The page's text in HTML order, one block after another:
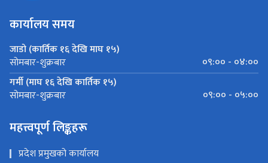
कार्यालय समय
जाडो (कार्तिक १६ देखि माघ १५)
सोमबार-शुक्रबार
०९:०० - ०४:००
गर्मी (माघ १६ देखि कार्तिक १५)
सोमबार-शुक्रबार ०९:०० - ०५:००
महत्त्वपूर्ण लिङ्कहरू
प्रदेश प्रमुखको कार्यालय